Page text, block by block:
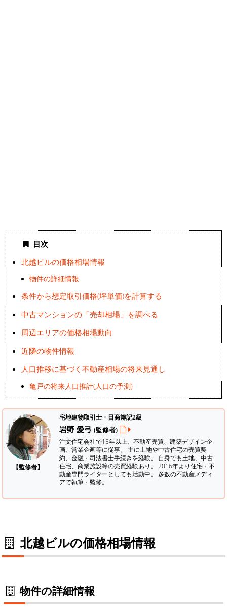
目次
北越ビルの価格相場情報
物件の詳細情報
条件から想定取引価格(坪単価)を計算する
中古マンションの「売却相場」を調べる
周辺エリアの価格相場動向
近隣の物件情報
人口推移に基づく不動産相場の将来見通し
亀戸の将来人口推計(人口の予測)
【監修者】
宅地建物取引士・日商簿記2級
岩野 愛弓 (監修者)
注文住宅会社で15年以上、不動産売買、建築デザイン企
画、営業企画等に従事。 主に土地や中古住宅の売買契
約、金融・司法書士手続きを経験。 自身でも土地、中古
住宅、商業施設等の売買経験あり。 2016年より住宅・不
動産専門ライターとしても活動中。 多数の不動産メディ
アで執筆・監修。
北越ビルの価格相場情報
物件の詳細情報